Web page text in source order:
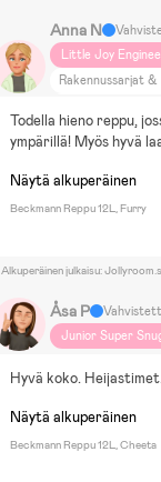
Anna N
Little Joy
Rakennussarjat
Kerrostalo
Kulttuuri ja taide
Kuntoilu
Hiihto
Todella hieno reppu,
ympärillä! Myös hyvä
Näytä alkuperäinen
Beckmann Reppu 12L, Furry
Alkuperäinen julkaisu:
Åsa P
Junior Super
Hyvä koko.
Näytä alkuperäinen
Beckmann Reppu 12L, Cheeta